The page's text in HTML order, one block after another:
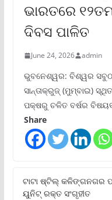
ଭାରତରେ
ଦିବସ ପାଳିତ
June 24, 2026 admin
ଭୁବନେଶ୍ୱର: ବିଶ୍ୱର
ସାନ୍ତାକ୍ରୁଜ୍ (ମୁମ୍ବାଇ)
ପକ୍ଷରୁ ଚଳିତ ବର୍ଷର
Share
ଟାଟା ଷ୍ଟିଲ୍‌ କଳିଙ୍ଗନଗର
ୟୁନିଟ୍‌ ରକ୍ତ ସଂଗୃହୀତ